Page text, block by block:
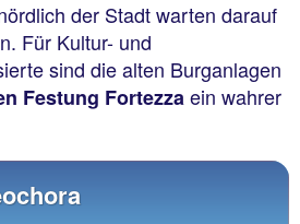
der Stadt warten darauf
Für Kultur- und
sind die alten Burganlagen
Festung Fortezzaein wahrer